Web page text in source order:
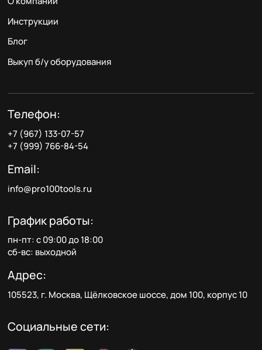
Инструкции
Блог
Выкуп б/у оборудования
Телефон:
+7 (967) 133-07-57
+7 (999) 766-84-54
Email:
info@pro100tools.ru
График работы:
пн-пт: с 09:00 до 18:00
сб-вс: выходной
Адрес:
105523, г. Москва, Щёлковское шоссе, дом 100, корпус 10
Социальные сети: